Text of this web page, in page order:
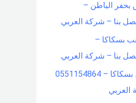
الباطن –
بسكاكا –
شركة جلي بلاط بسكاكا – 0551154864
العربي